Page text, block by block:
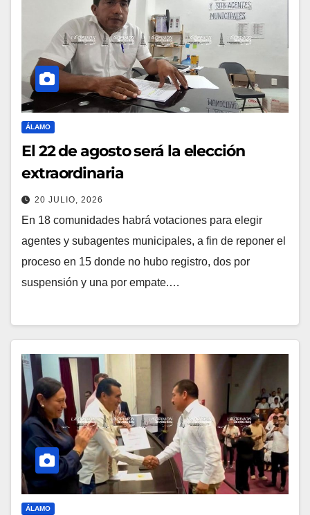
ÁLAMO
El 22 de agosto será la elección
extraordinaria
20 JULIO, 2026
En 18 comunidades habrá votaciones para elegir
agentes y subagentes municipales, a fin de reponer el
proceso en 15 donde no hubo registro, dos por
suspensión y una por empate.…
ÁLAMO